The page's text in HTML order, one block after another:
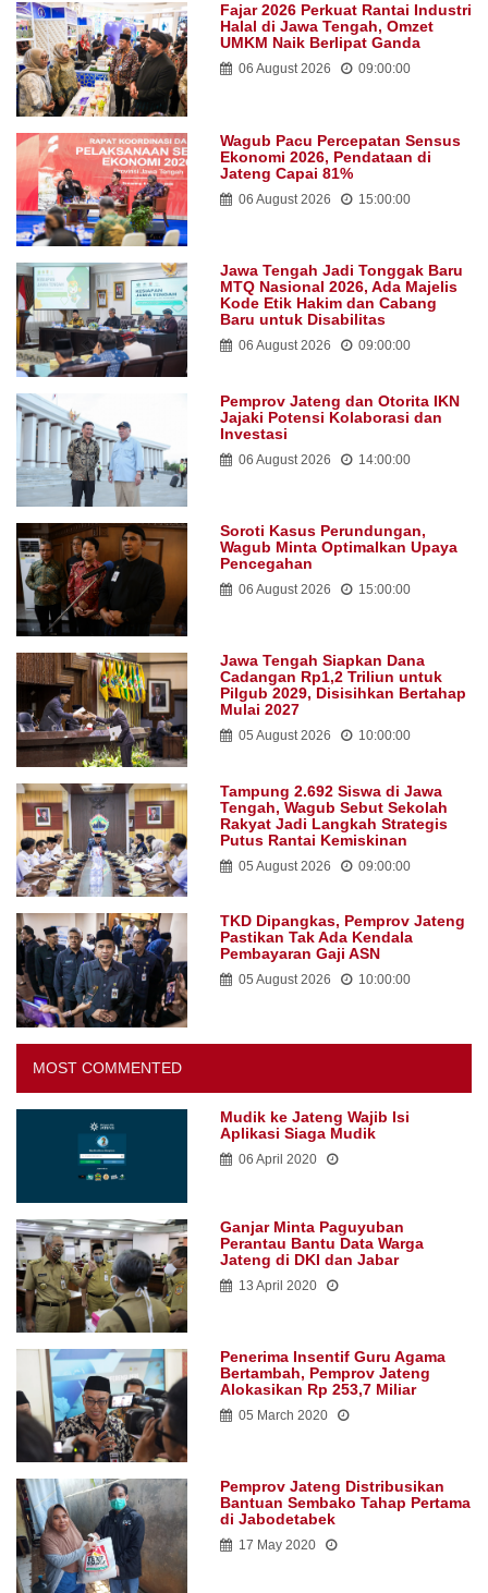
Fajar 2026 Perkuat Rantai Industri
Halal di Jawa Tengah, Omzet
UMKM Naik Berlipat Ganda
06 August 2026 09:00:00
Wagub Pacu Percepatan Sensus
Ekonomi 2026, Pendataan di
Jateng Capai 81%
06 August 2026 15:00:00
Jawa Tengah Jadi Tonggak Baru
MTQ Nasional 2026, Ada Majelis
Kode Etik Hakim dan Cabang
Baru untuk Disabilitas
06 August 2026 09:00:00
Pemprov Jateng dan Otorita IKN
Jajaki Potensi Kolaborasi dan
Investasi
06 August 2026 14:00:00
Soroti Kasus Perundungan,
Wagub Minta Optimalkan Upaya
Pencegahan
06 August 2026 15:00:00
Jawa Tengah Siapkan Dana
Cadangan Rp1,2 Triliun untuk
Pilgub 2029, Disisihkan Bertahap
Mulai 2027
05 August 2026 10:00:00
Tampung 2.692 Siswa di Jawa
Tengah, Wagub Sebut Sekolah
Rakyat Jadi Langkah Strategis
Putus Rantai Kemiskinan
05 August 2026 09:00:00
TKD Dipangkas, Pemprov Jateng
Pastikan Tak Ada Kendala
Pembayaran Gaji ASN
05 August 2026 10:00:00
MOST COMMENTED
Mudik ke Jateng Wajib Isi
Aplikasi Siaga Mudik
06 April 2020
Ganjar Minta Paguyuban
Perantau Bantu Data Warga
Jateng di DKI dan Jabar
13 April 2020
Penerima Insentif Guru Agama
Bertambah, Pemprov Jateng
Alokasikan Rp 253,7 Miliar
05 March 2020
Pemprov Jateng Distribusikan
Bantuan Sembako Tahap Pertama
di Jabodetabek
17 May 2020